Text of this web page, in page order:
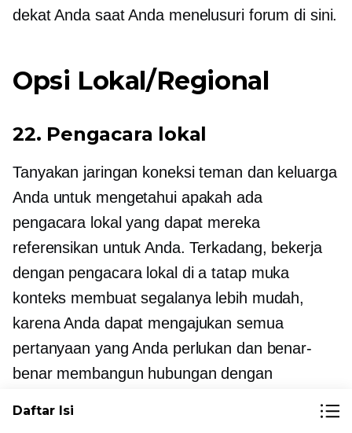
dekat Anda saat Anda menelusuri forum di sini.
Opsi Lokal/Regional
22. Pengacara lokal
Tanyakan jaringan koneksi teman dan keluarga
Anda untuk mengetahui apakah ada
pengacara lokal yang dapat mereka
referensikan untuk Anda. Terkadang, bekerja
dengan pengacara lokal di atatap muka
konteks membuat segalanya lebih mudah,
karena Anda dapat mengajukan semua
pertanyaan yang Anda perlukan dan benar-
benar membangun hubungan dengan
Daftar Isi